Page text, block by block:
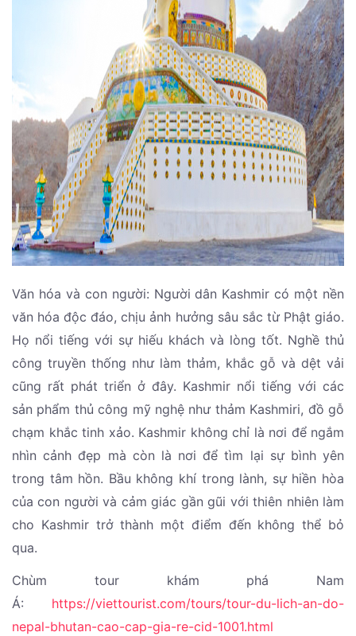
Văn hóa và con người: Người dân Kashmir có một nền
văn hóa độc đáo, chịu ảnh hưởng sâu sắc từ Phật giáo.
Họ nổi tiếng với sự hiếu khách và lòng tốt. Nghề thủ
công truyền thống như làm thảm, khắc gỗ và dệt vải
cũng rất phát triển ở đây. Kashmir nổi tiếng với các
sản phẩm thủ công mỹ nghệ như thảm Kashmiri, đồ gỗ
chạm khắc tinh xảo. Kashmir không chỉ là nơi để ngắm
nhìn cảnh đẹp mà còn là nơi để tìm lại sự bình yên
trong tâm hồn. Bầu không khí trong lành, sự hiền hòa
của con người và cảm giác gần gũi với thiên nhiên làm
cho Kashmir trở thành một điểm đến không thể bỏ
qua.
Chùm tour khám phá Nam
Á: https://viettourist.com/tours/tour-du-lich-an-do-
nepal-bhutan-cao-cap-gia-re-cid-1001.html